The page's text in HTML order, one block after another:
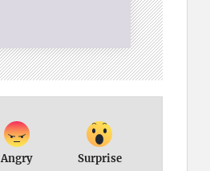
Angry Surprise